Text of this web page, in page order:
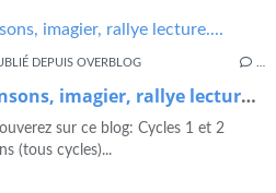
DEPUIS OVERBLOG
Noël: lecture, jeux, chansons, imagier, rallye lecture....
sur ce blog: Cycles 1 et 2
(tous cycles)...